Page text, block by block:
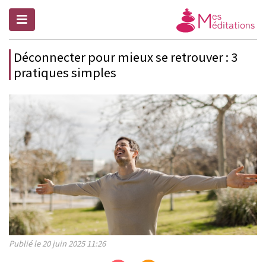
Déconnecter pour mieux se retrouver : 3
pratiques simples
Publié le 20 juin 2025 11:26